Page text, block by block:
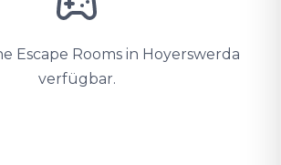
Escape Rooms in Hoyerswerda
verfügbar.